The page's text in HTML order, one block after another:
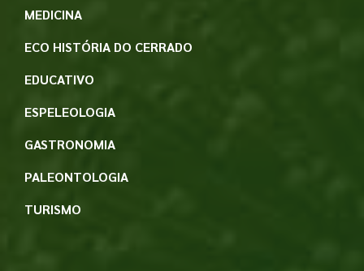
MEDICINA
ECO HISTÓRIA DO CERRADO
EDUCATIVO
ESPELEOLOGIA
GASTRONOMIA
PALEONTOLOGIA
TURISMO